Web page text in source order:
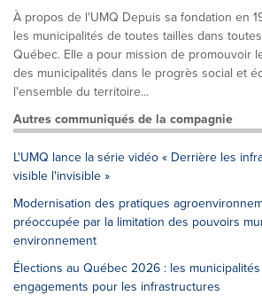
À propos de l'UMQ Depuis sa fondation en
les municipalités de toutes tailles dans
Québec. Elle a pour mission de promouvoir
des municipalités dans le progrès social et
l'ensemble du territoire...
Autres communiqués de la compagnie
L'UMQ lance la série vidéo « Derrière les
visible l'invisible »
Modernisation des pratiques
préoccupée par la limitation des pouvoirs
environnement
Élections au Québec 2026 : les
engagements pour les infrastructures